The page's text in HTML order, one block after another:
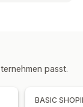
passt.
BASIC